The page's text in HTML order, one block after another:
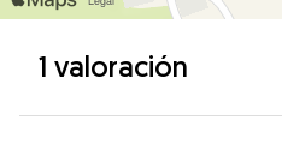
1 valoración